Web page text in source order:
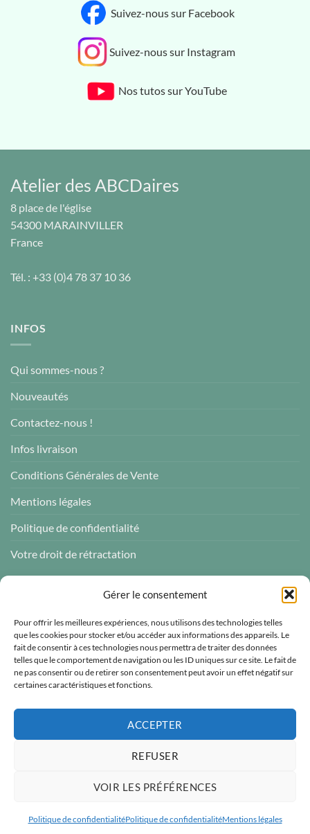
Gérer le consentement
Pour offrir les meilleures expériences, nous utilisons des technologies telles
que les cookies pour stocker et/ou accéder aux informations des appareils. Le
fait de consentir à ces technologies nous permettra de traiter des données
telles que le comportement de navigation ou les ID uniques sur ce site. Le fait de
ne pas consentir ou de retirer son consentement peut avoir un effet négatif sur
certaines caractéristiques et fonctions.
ACCEPTER
REFUSER
VOIR LES PRÉFÉRENCES
Politique de confidentialitéPolitique de confidentialitéMentions légales
Suivez-nous sur Facebook
Suivez-nous sur Instagram
Nos tutos sur YouTube
Atelier des ABCDaires
8 place de l'église
54300 MARAINVILLER
France
Tél. : +33 (0)4 78 37 10 36
INFOS
Qui sommes-nous ?
Nouveautés
Contactez-nous !
Infos livraison
Conditions Générales de Vente
Mentions légales
Politique de confidentialité
Votre droit de rétractation
Atelier des ABCDaires
© 1996-2026Atelier des ABCDaires